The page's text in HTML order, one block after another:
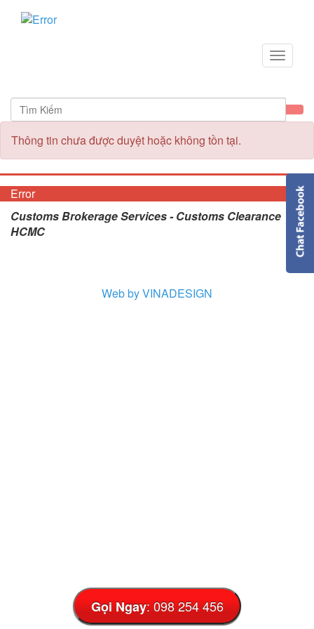
Toggle
Thông tin chưa được duyệt hoặc không tồn tại.
Error
Customs Brokerage Services - Customs Clearance
HCMC
Gọi Ngay: 098 254 456
Web by VINADESIGN